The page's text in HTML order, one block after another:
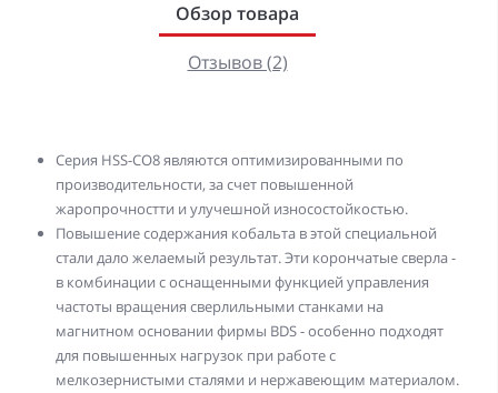
Обзор товара
Отзывов (2)
Серия HSS-CO8 являются оптимизированными по
производительности, за счет повышенной
жаропрочностти и улучешной износостойкостью.
Повышение содержания кобальта в этой специальной
стали дало желаемый результат. Эти корончатые сверла -
в комбинации с оснащенными функцией управления
частоты вращения сверлильными станками на
магнитном основании фирмы BDS - особенно подходят
для повышенных нагрузок при работе с
мелкозернистыми сталями и нержавеющим материалом.